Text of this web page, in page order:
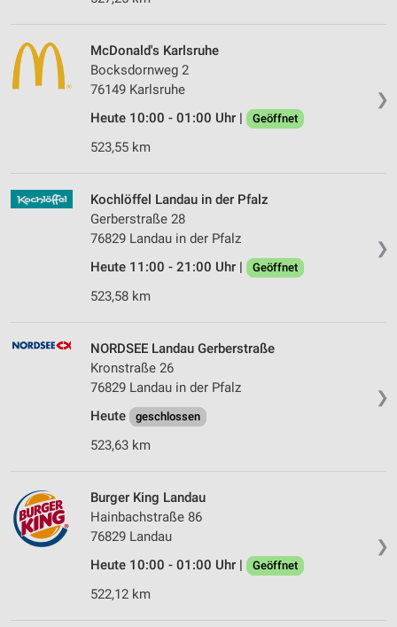
❯
McDonald's Karlsruhe
Bocksdornweg 2
76149 Karlsruhe
Heute 10:00 - 01:00 Uhr |
Geöffnet
523,55 km
❯
Kochlöffel Landau in der Pfalz
Gerberstraße 28
76829 Landau in der Pfalz
Heute 11:00 - 21:00 Uhr |
Geöffnet
523,58 km
❯
NORDSEE Landau Gerberstraße
Kronstraße 26
76829 Landau in der Pfalz
Heute
geschlossen
523,63 km
❯
Burger King Landau
Hainbachstraße 86
76829 Landau
Heute 10:00 - 01:00 Uhr |
Geöffnet
522,12 km